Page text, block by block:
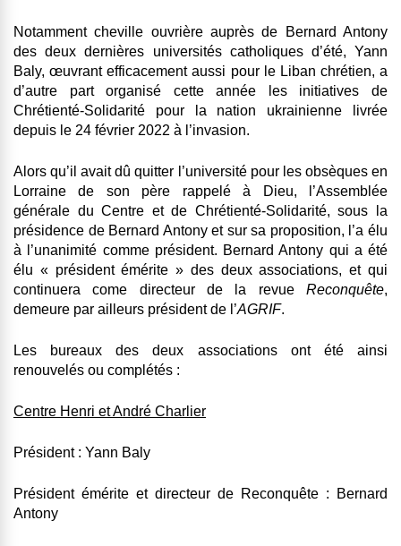
Notamment cheville ouvrière auprès de Bernard Antony
des deux dernières universités catholiques d’été, Yann
Baly, œuvrant efficacement aussi pour le Liban chrétien, a
d’autre part organisé cette année les initiatives de
Chrétienté-Solidarité pour la nation ukrainienne livrée
depuis le 24 février 2022 à l’invasion.
Alors qu’il avait dû quitter l’université pour les obsèques en
Lorraine de son père rappelé à Dieu, l’Assemblée
générale du Centre et de Chrétienté-Solidarité, sous la
présidence de Bernard Antony et sur sa proposition, l’a élu
à l’unanimité comme président. Bernard Antony qui a été
élu « président émérite » des deux associations, et qui
continuera come directeur de la revue Reconquête,
demeure par ailleurs président de l’AGRIF.
Les bureaux des deux associations ont été ainsi
renouvelés ou complétés :
Centre Henri et André Charlier
Président : Yann Baly
Président émérite et directeur de Reconquête : Bernard
Antony